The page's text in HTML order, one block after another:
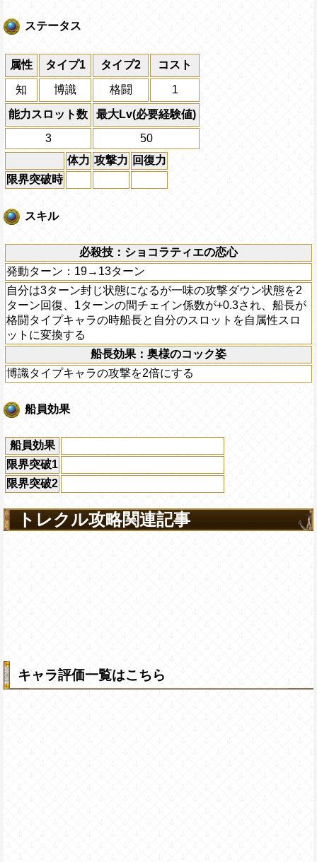
ステータス
属性 タイプ1 タイプ2 コスト
知 博識 格闘 1
能力スロット数
最大Lv(必要経験値)
3
50
体力 攻撃力 回復力
限界突破時
スキル
必殺技：ショコラティエの恋心
発動ターン：19→13ターン
自分は3ターン封じ状態になるが一味の攻撃ダウン状態を2
ターン回復、1ターンの間チェイン係数が+0.3され、船長が
格闘タイプキャラの時船長と自分のスロットを自属性スロ
ットに変換する
船長効果：奥様のコック姿
博識タイプキャラの攻撃を2倍にする
船員効果
船員効果
限界突破1
限界突破2
トレクル攻略関連記事
キャラ評価一覧はこちら